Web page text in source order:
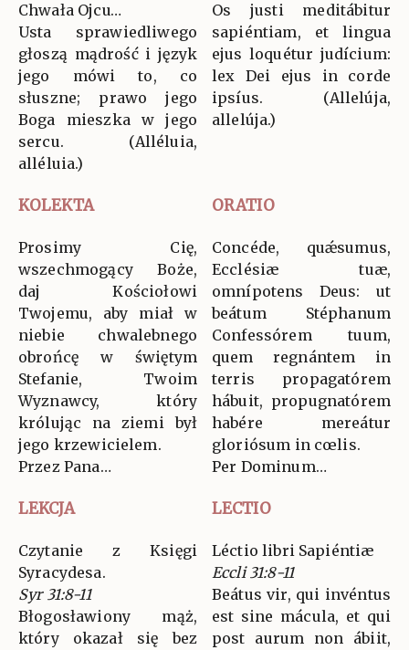
Chwała Ojcu…
Usta sprawiedliwego
głoszą mądrość i język
jego mówi to, co
słuszne; prawo jego
Boga mieszka w jego
sercu. (Alléluia,
alléluia.)
Os justi meditábitur
sapiéntiam, et lingua
ejus loquétur judícium:
lex Dei ejus in corde
ipsíus. (Allelúja,
allelúja.)
KOLEKTA ORATIO
Prosimy Cię,
wszechmogący Boże,
daj Kościołowi
Twojemu, aby miał w
niebie chwalebnego
obrońcę w świętym
Stefanie, Twoim
Wyznawcy, który
królując na ziemi był
jego krzewicielem.
Przez Pana…
Concéde, quǽsumus,
Ecclésiæ tuæ,
omnípotens Deus: ut
beátum Stéphanum
Confessórem tuum,
quem regnántem in
terris propagatórem
hábuit, propugnatórem
habére mereátur
gloriósum in cœlis.
Per Dominum…
LEKCJA LECTIO
Czytanie z Księgi
Syracydesa.
Syr 31:8-11
Błogosławiony mąż,
który okazał się bez
Léctio libri Sapiéntiæ
Eccli 31:8-11
Beátus vir, qui invéntus
est sine mácula, et qui
post aurum non ábiit,